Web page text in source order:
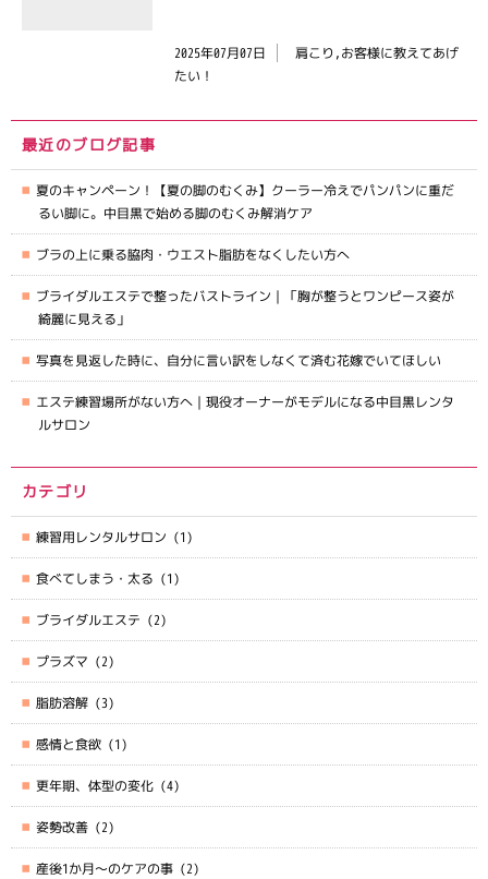
2025年07月07日
肩こり,お客様に教えてあげ
たい！
最近のブログ記事
夏のキャンペーン！【夏の脚のむくみ】クーラー冷えでパンパンに重だ
るい脚に。中目黒で始める脚のむくみ解消ケア
ブラの上に乗る脇肉・ウエスト脂肪をなくしたい方へ
ブライダルエステで整ったバストライン｜「胸が整うとワンピース姿が
綺麗に見える」
写真を見返した時に、自分に言い訳をしなくて済む花嫁でいてほしい
エステ練習場所がない方へ｜現役オーナーがモデルになる中目黒レンタ
ルサロン
カテゴリ
練習用レンタルサロン (1)
食べてしまう・太る (1)
ブライダルエステ (2)
プラズマ (2)
脂肪溶解 (3)
感情と食欲 (1)
更年期、体型の変化 (4)
姿勢改善 (2)
産後1か月～のケアの事 (2)